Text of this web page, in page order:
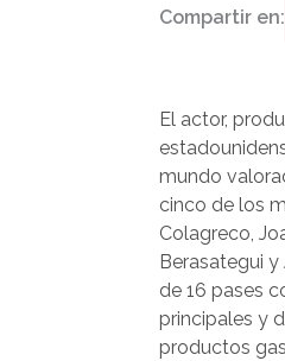
Compartir en:
El actor,
mundo
cinco de los
Colagreco,
Berasategui
de 16 pases
principales y
productos